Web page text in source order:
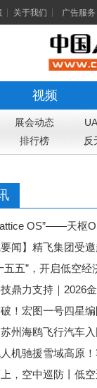
关于我们 广告服务
视频
展会动态
排行榜 反
五五”，开启低空经
，空中巡防丨低